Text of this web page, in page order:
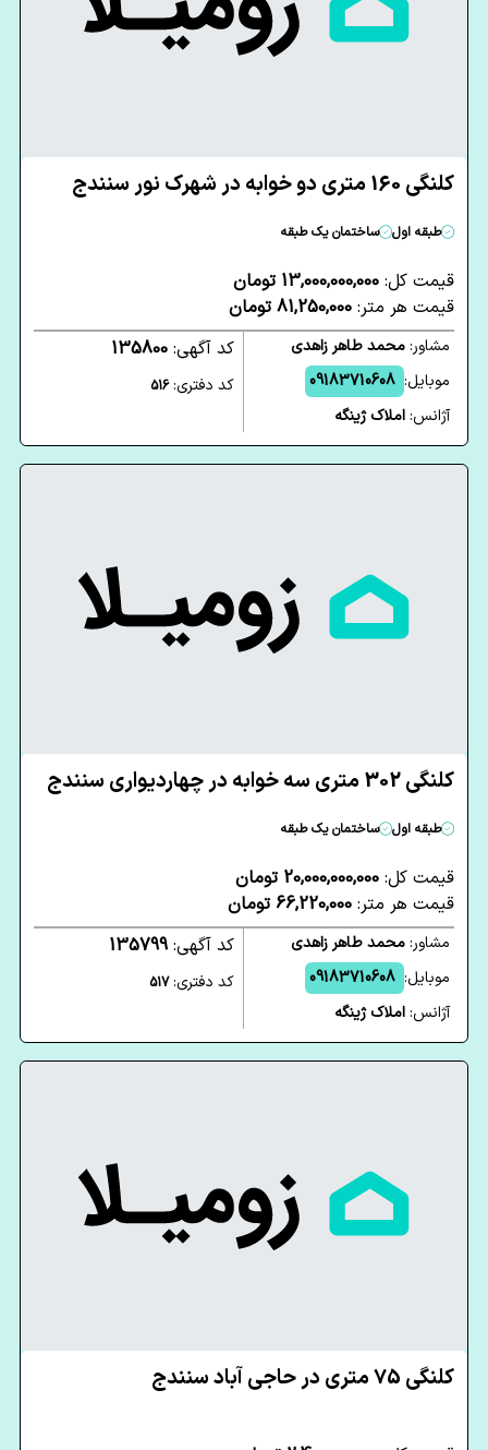
کلنگی 160 متری دو خوابه در شهرک نور سنندج
طبقه اول ساختمان یک طبقه
قیمت کل: 13,000,000,000 تومان
قیمت هر متر: 81,250,000 تومان
مشاور:محمد طاهر زاهدی
موبایل: 09183710608
آژانس:املاک ژینگه
کد آگهی: 135800
کد دفتری:516
کلنگی 302 متری سه خوابه در چهاردیواری سنندج
طبقه اول ساختمان یک طبقه
قیمت کل: 20,000,000,000 تومان
قیمت هر متر: 66,220,000 تومان
مشاور:محمد طاهر زاهدی
موبایل: 09183710608
آژانس:املاک ژینگه
کد آگهی:135799
کد دفتری:517
کلنگی 75 متری در حاجی آباد سنندج